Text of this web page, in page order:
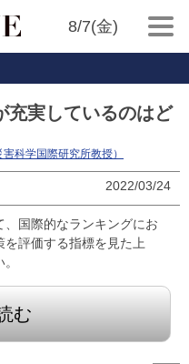
8/7(金)
充実しているのはど
科学国際研究所教授）
2022/03/24
国際的なランキングにお
評価する指標を見た上
む